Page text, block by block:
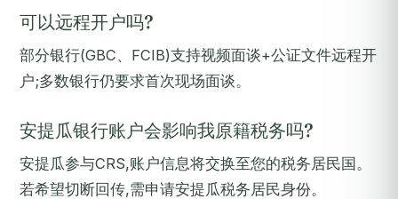
可以远程开户吗?
部分银行(GBC、FCIB)支持视频面谈+公证文件远程开
户;多数银行仍要求首次现场面谈。
安提瓜银行账户会影响我原籍税务吗?
安提瓜参与CRS,账户信息将交换至您的税务居民国。
若希望切断回传,需申请安提瓜税务居民身份。